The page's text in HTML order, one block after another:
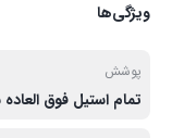
ویژگی‌ها
پوشش
تمام استیل فوق